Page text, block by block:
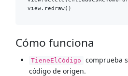
Cómo funciona
TieneElCódigo
comprueba
código de origen.